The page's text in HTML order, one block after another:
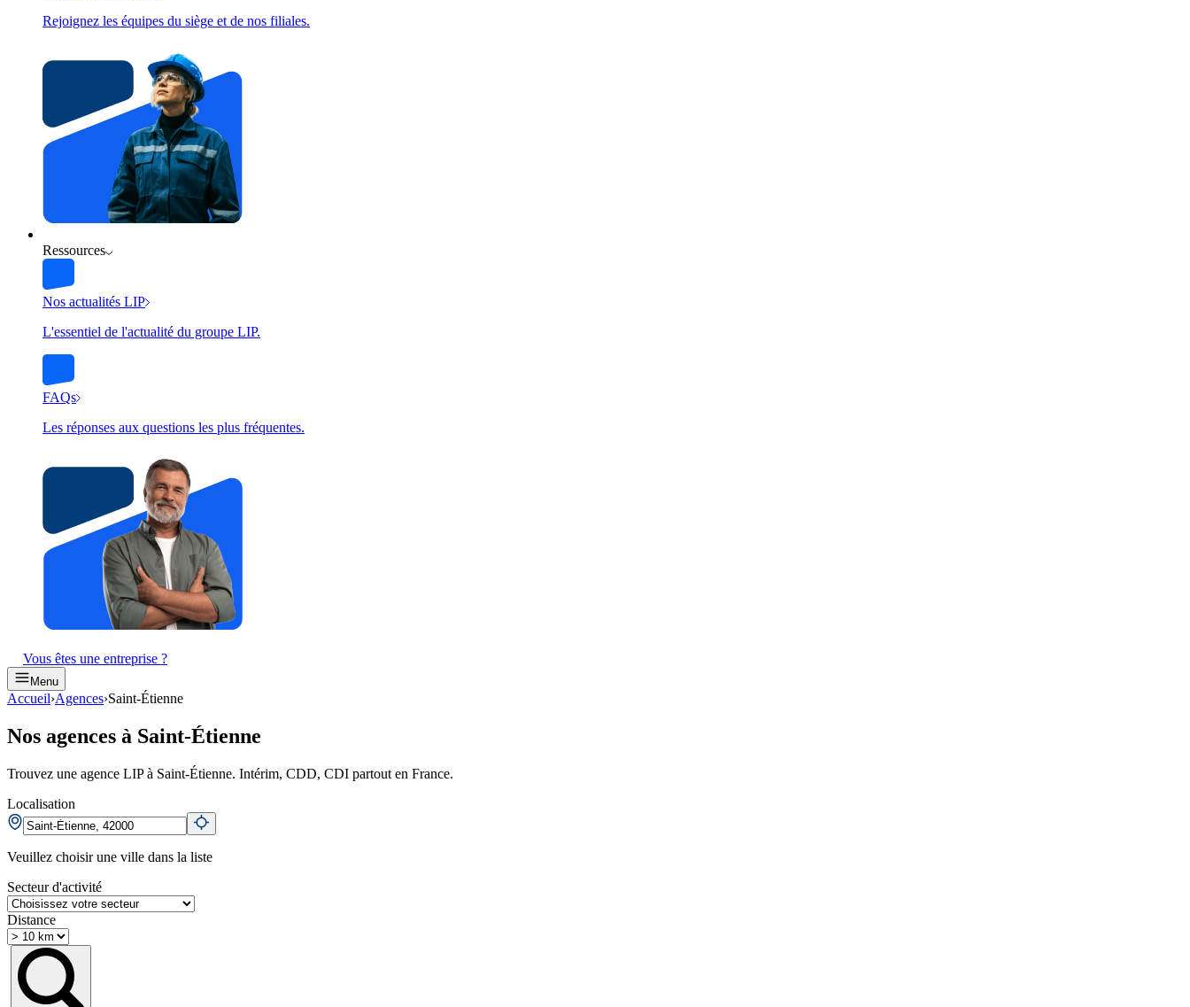
Rejoignez les équipes du siège et de nos filiales.
Ressources
Nos actualités LIP
L'essentiel de l'actualité du groupe LIP.
FAQs
Les réponses aux questions les plus fréquentes.
Vous êtes une entreprise ?
Menu
Accueil›Agences›Saint-Étienne
Nos agences à Saint-Étienne
Trouvez une agence LIP à Saint-Étienne. Intérim, CDD, CDI partout en France.
Localisation
Veuillez choisir une ville dans la liste
Secteur d'activité
Distance